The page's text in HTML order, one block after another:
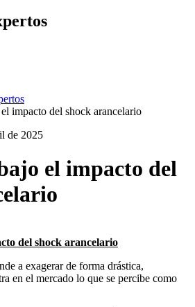
impacto del shock arancelario
de 2025
el impacto del
del shock arancelario
a exagerar de forma drástica,
en el mercado lo que se percibe como